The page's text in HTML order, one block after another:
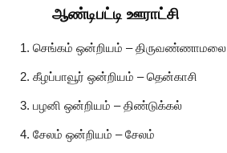
ஆண்டிபட்டி ஊராட்சி
செங்கம் ஒன்றியம் – திருவண்ணாமலை
கீழப்பாவூர் ஒன்றியம் – தென்காசி
பழனி ஒன்றியம் – திண்டுக்கல்
சேலம் ஒன்றியம் – சேலம்